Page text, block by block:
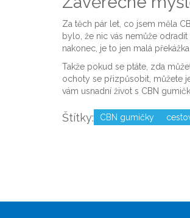
Za těch pár let, co jsem měla
bylo, že nic vás nemůže
nakonec, je to jen malá
Takže pokud se ptáte, zda
ochoty se přizpůsobit, můžete
vám usnadní život s CBN
Štítky: CBN gumičky